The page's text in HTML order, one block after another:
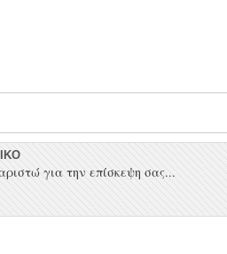
για την επίσκεψη σας...